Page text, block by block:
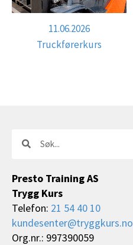
11.06.2026
Truckførerkurs
Søk
Presto Training AS
Trygg Kurs
Telefon: 21 54 40 10
kundesenter@tryggkurs.no
Org.nr.: 997390059